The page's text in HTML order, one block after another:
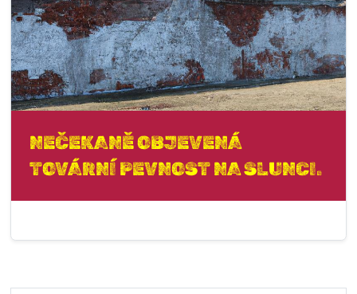
NEČEKANĚ OBJEVENÁ
TOVÁRNÍ PEVNOST NA SLUNCI.